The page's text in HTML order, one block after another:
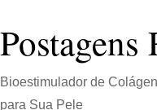
Postagens
Bioestimulador de
para Sua Pele